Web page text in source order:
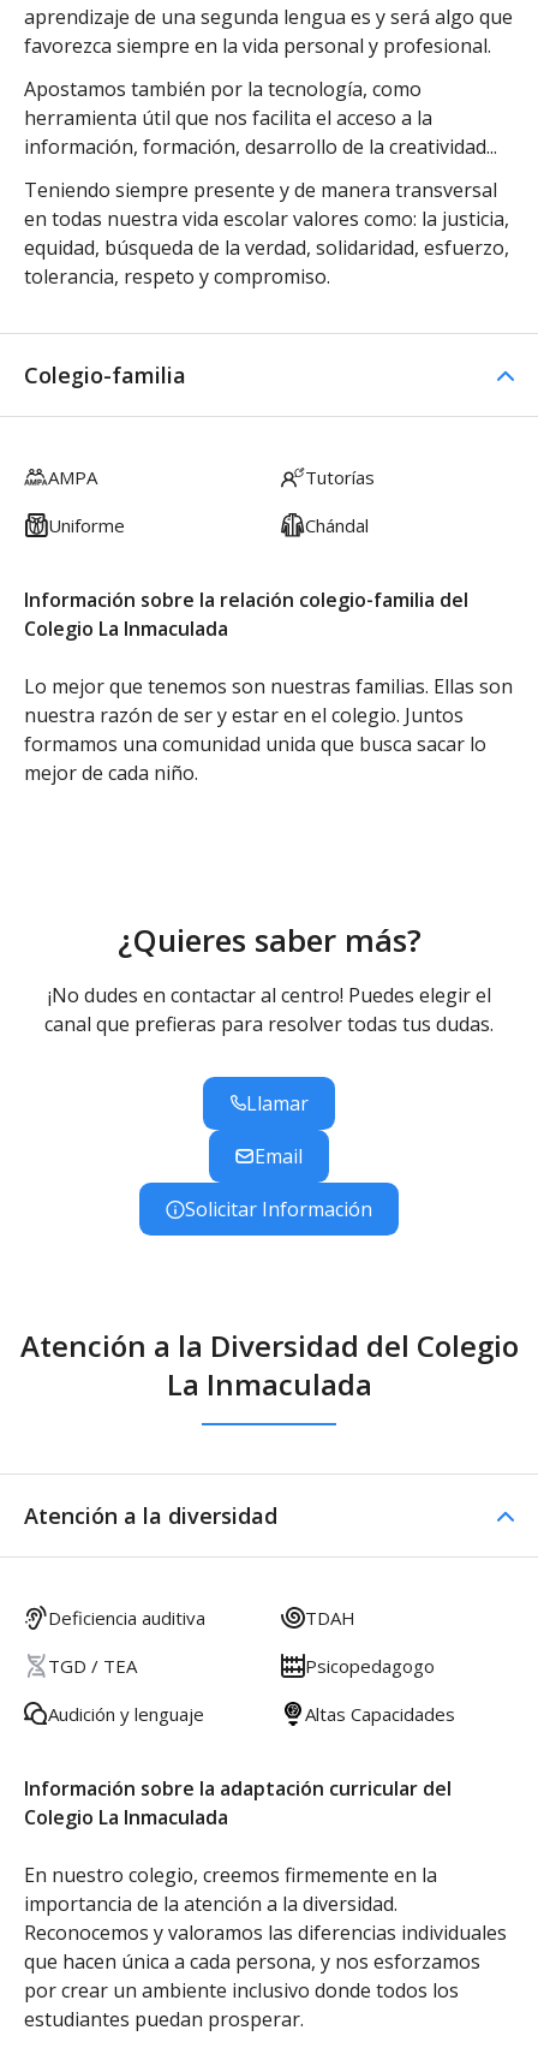
aprendizaje de una segunda lengua es y será algo que
favorezca siempre en la vida personal y profesional.
Apostamos también por la tecnología, como
herramienta útil que nos facilita el acceso a la
información, formación, desarrollo de la creatividad...
Teniendo siempre presente y de manera transversal
en todas nuestra vida escolar valores como: la justicia,
equidad, búsqueda de la verdad, solidaridad, esfuerzo,
tolerancia, respeto y compromiso.
Colegio-familia
AMPA
Tutorías
Uniforme
Chándal
Información sobre la relación colegio-familia del
Colegio La Inmaculada
Lo mejor que tenemos son nuestras familias. Ellas son
nuestra razón de ser y estar en el colegio. Juntos
formamos una comunidad unida que busca sacar lo
mejor de cada niño.
¿Quieres saber más?
¡No dudes en contactar al centro! Puedes elegir el
canal que prefieras para resolver todas tus dudas.
Llamar
Email
Solicitar Información
Atención a la Diversidad del Colegio
La Inmaculada
Atención a la diversidad
Deficiencia auditiva
TDAH
TGD / TEA
Psicopedagogo
Audición y lenguaje
Altas Capacidades
Información sobre la adaptación curricular del
Colegio La Inmaculada
En nuestro colegio, creemos firmemente en la
importancia de la atención a la diversidad.
Reconocemos y valoramos las diferencias individuales
que hacen única a cada persona, y nos esforzamos
por crear un ambiente inclusivo donde todos los
estudiantes puedan prosperar.